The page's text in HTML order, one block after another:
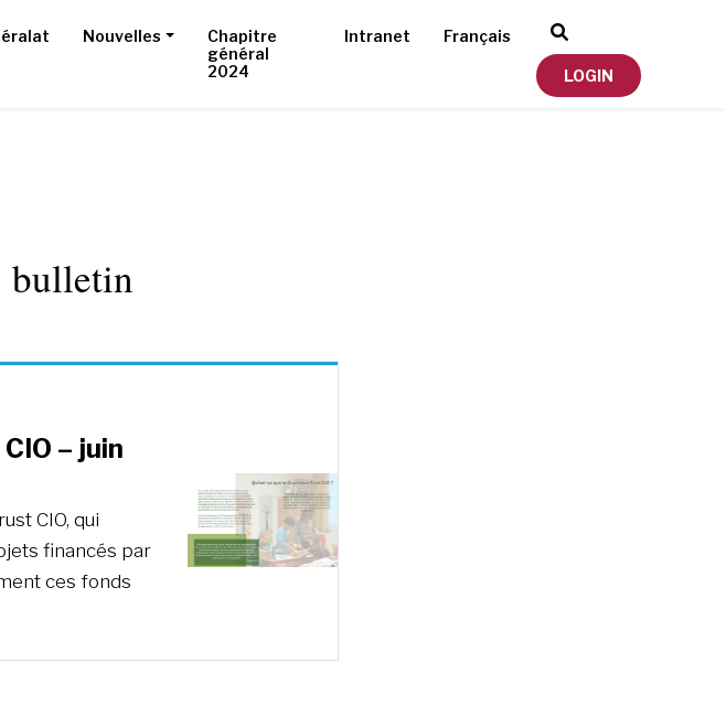
Nouvelles
Chapitre
général
2024
Intranet Français
LOGIN
bulletin
– juin
CIO, qui
financés par
ces fonds